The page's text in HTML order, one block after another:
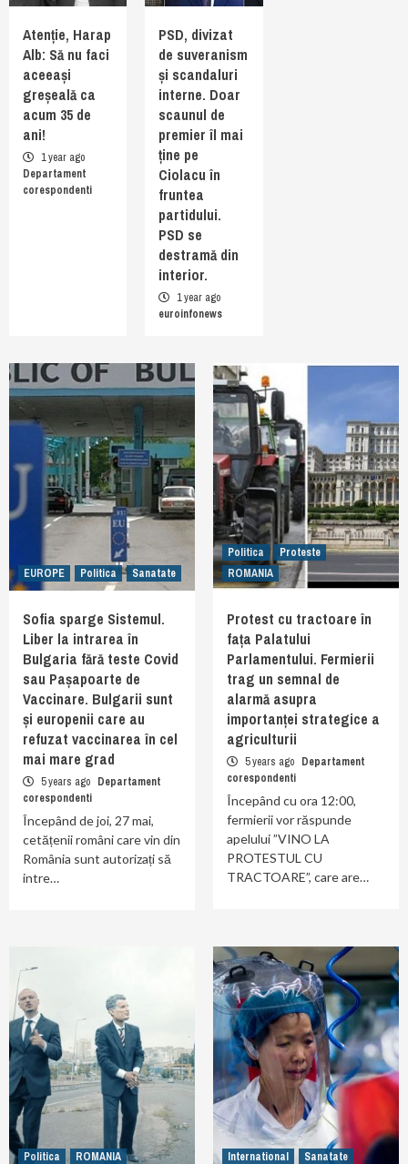
Atenție, Harap
Alb: Să nu faci
aceeași
greșeală ca
acum 35 de
ani!
1 year ago
Departament
corespondenti
PSD, divizat
de suveranism
și scandaluri
interne. Doar
scaunul de
premier îl mai
ține pe
Ciolacu în
fruntea
partidului.
PSD se
destramă din
interior.
1 year ago
euroinfonews
EUROPE Politica Sanatate
Sofia sparge Sistemul.
Liber la intrarea în
Bulgaria fără teste Covid
sau Pașapoarte de
Vaccinare. Bulgarii sunt
și europenii care au
refuzat vaccinarea în cel
mai mare grad
5 years ago Departament
corespondenti
Începând de joi, 27 mai,
cetățenii români care vin din
România sunt autorizați să
intre…
Politica
Proteste
ROMANIA
Protest cu tractoare în
fața Palatului
Parlamentului. Fermierii
trag un semnal de
alarmă asupra
importanței strategice a
agriculturii
5 years ago Departament
corespondenti
Începând cu ora 12:00,
fermierii vor răspunde
apelului ”VINO LA
PROTESTUL CU
TRACTOARE”, care are…
Politica ROMANIA International Sanatate